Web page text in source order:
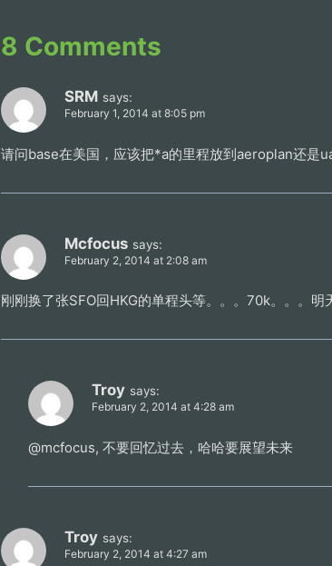
8 Comments
SRM says:
February 1, 2014 at 8:05 pm
请问base在美国，应该把*a的里程放到aeroplan还是
Mcfocus says:
February 2, 2014 at 2:08 am
刚刚换了张SFO回HKG的单程头等。。。70k。。。明
Troy says:
February 2, 2014 at 4:28 am
@mcfocus, 不要回忆过去，哈哈要展望未来
Troy says:
February 2, 2014 at 4:27 am